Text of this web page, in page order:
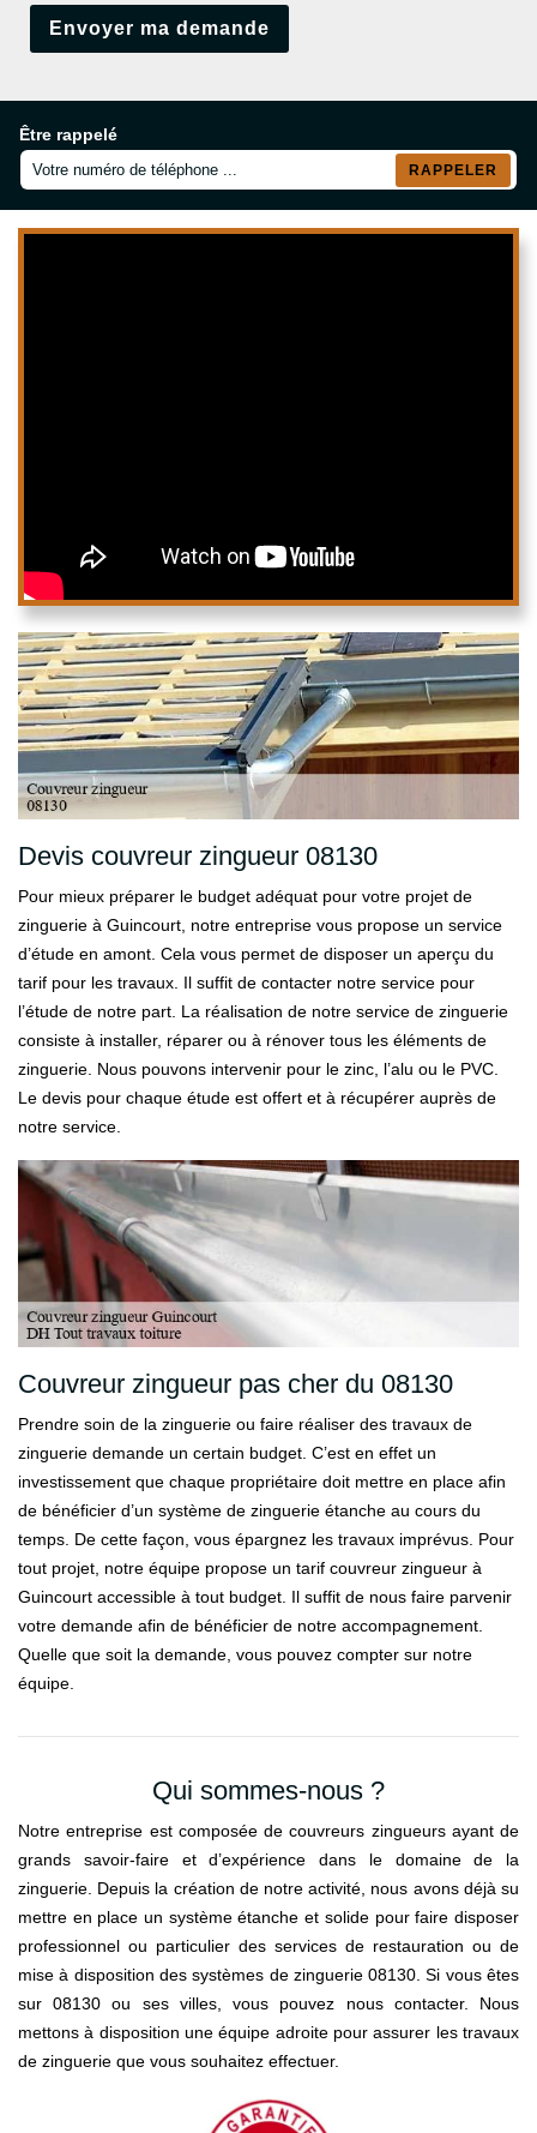
Être rappelé
Devis couvreur zingueur 08130
Pour mieux préparer le budget adéquat pour votre projet de
zinguerie à Guincourt, notre entreprise vous propose un service
d’étude en amont. Cela vous permet de disposer un aperçu du
tarif pour les travaux. Il suffit de contacter notre service pour
l’étude de notre part. La réalisation de notre service de zinguerie
consiste à installer, réparer ou à rénover tous les éléments de
zinguerie. Nous pouvons intervenir pour le zinc, l’alu ou le PVC.
Le devis pour chaque étude est offert et à récupérer auprès de
notre service.
Couvreur zingueur pas cher du 08130
Prendre soin de la zinguerie ou faire réaliser des travaux de
zinguerie demande un certain budget. C’est en effet un
investissement que chaque propriétaire doit mettre en place afin
de bénéficier d’un système de zinguerie étanche au cours du
temps. De cette façon, vous épargnez les travaux imprévus. Pour
tout projet, notre équipe propose un tarif couvreur zingueur à
Guincourt accessible à tout budget. Il suffit de nous faire parvenir
votre demande afin de bénéficier de notre accompagnement.
Quelle que soit la demande, vous pouvez compter sur notre
équipe.
Qui sommes-nous ?
Notre entreprise est composée de couvreurs zingueurs ayant de
grands savoir-faire et d’expérience dans le domaine de la
zinguerie. Depuis la création de notre activité, nous avons déjà su
mettre en place un système étanche et solide pour faire disposer
professionnel ou particulier des services de restauration ou de
mise à disposition des systèmes de zinguerie 08130. Si vous êtes
sur 08130 ou ses villes, vous pouvez nous contacter. Nous
mettons à disposition une équipe adroite pour assurer les travaux
de zinguerie que vous souhaitez effectuer.